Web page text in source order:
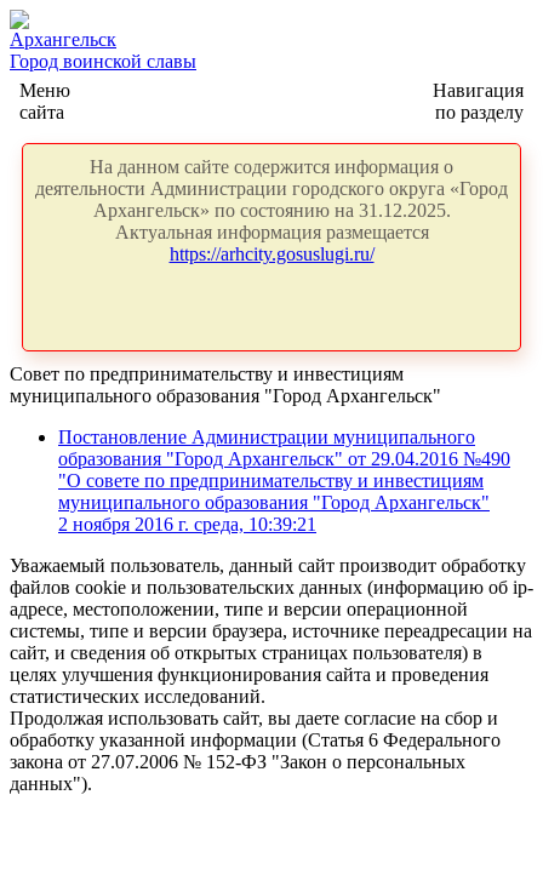
Архангельск
Город воинской славы
Меню
сайта
Навигация
по разделу
На данном сайте содержится информация о
деятельности Администрации городского округа «Город
Архангельск» по состоянию на 31.12.2025.
Актуальная информация размещается
https://arhcity.gosuslugi.ru/
Совет по предпринимательству и инвестициям
муниципального образования "Город Архангельск"
Постановление Администрации муниципального
образования "Город Архангельск" от 29.04.2016 №490
"О совете по предпринимательству и инвестициям
муниципального образования "Город Архангельск"
2 ноября 2016 г. среда, 10:39:21
Уважаемый пользователь, данный сайт производит обработку
файлов cookie и пользовательских данных (информацию об ip-
адресе, местоположении, типе и версии операционной
системы, типе и версии браузера, источнике переадресации на
сайт, и сведения об открытых страницах пользователя) в
целях улучшения функционирования сайта и проведения
статистических исследований.
Продолжая использовать сайт, вы даете согласие на сбор и
обработку указанной информации (Статья 6 Федерального
закона от 27.07.2006 № 152-ФЗ "Закон о персональных
данных").